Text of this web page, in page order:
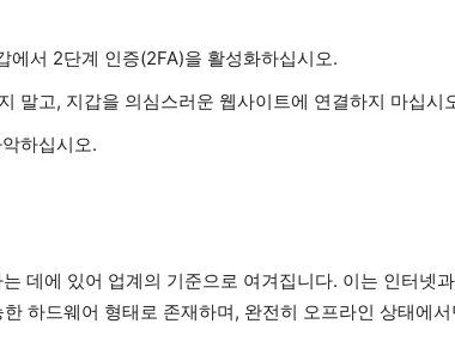
에서 2단계 인증(2FA)을 활성화하십시오.
말고, 지갑을 의심스러운 웹사이트에 연결하지 마십시
하십시오.
데에 있어 업계의 기준으로 여겨집니다. 이는 인터넷
하드웨어 형태로 존재하며, 완전히 오프라인 상태에